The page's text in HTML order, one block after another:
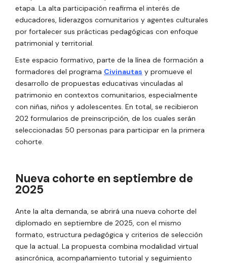
etapa. La alta participación reafirma el interés de
educadores, liderazgos comunitarios y agentes culturales
por fortalecer sus prácticas pedagógicas con enfoque
patrimonial y territorial.
Este espacio formativo, parte de la línea de formación a
formadores del programa Civinautas y promueve el
desarrollo de propuestas educativas vinculadas al
patrimonio en contextos comunitarios, especialmente
con niñas, niños y adolescentes. En total, se recibieron
202 formularios de preinscripción, de los cuales serán
seleccionadas 50 personas para participar en la primera
cohorte.
Nueva cohorte en septiembre de
2025
Ante la alta demanda, se abrirá una nueva cohorte del
diplomado en septiembre de 2025, con el mismo
formato, estructura pedagógica y criterios de selección
que la actual. La propuesta combina modalidad virtual
asincrónica, acompañamiento tutorial y seguimiento